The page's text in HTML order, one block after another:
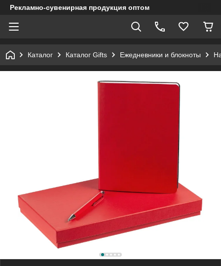
Рекламно-сувенирная продукция оптом
Каталог Каталог Gifts Ежедневники и блокноты